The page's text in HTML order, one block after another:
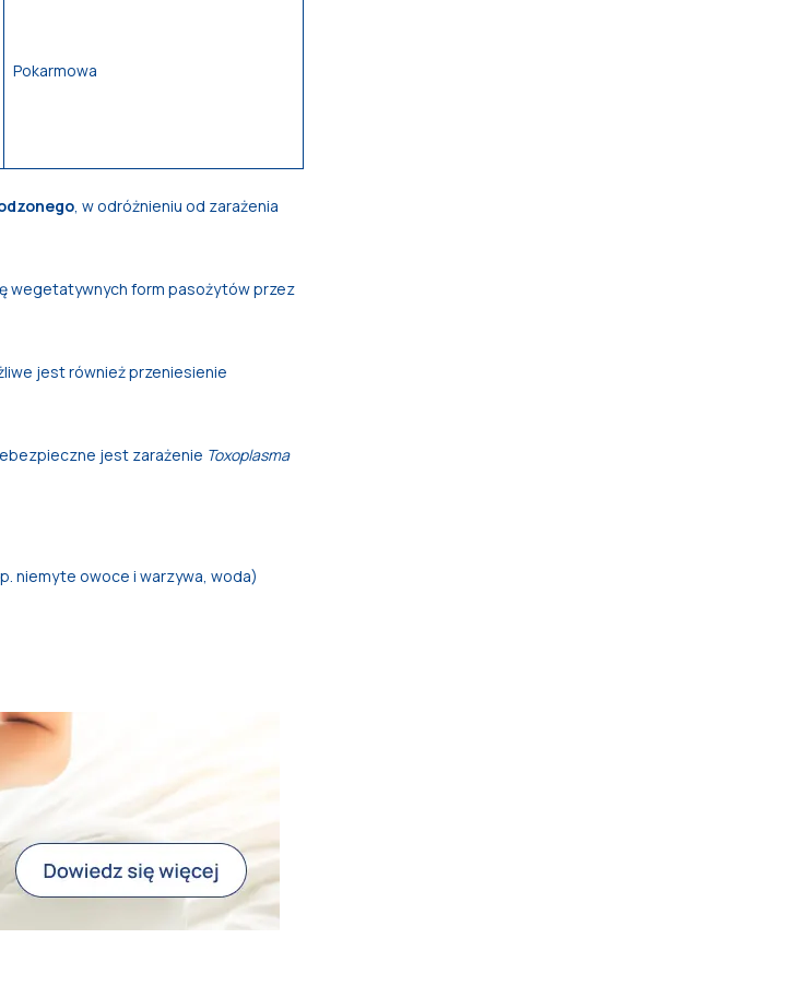
Pokarmowa
, w odróżnieniu od zarażenia
wegetatywnych form pasożytów przez
jest również przeniesienie
jest zarażenie Toxoplasma
niemyte owoce i warzywa, woda)